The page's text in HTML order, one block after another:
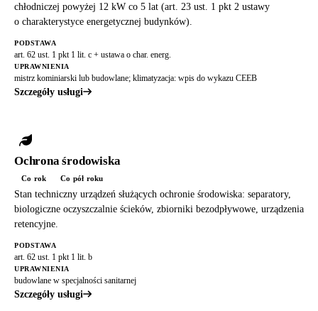
chłodniczej powyżej 12 kW co 5 lat (art. 23 ust. 1 pkt 2 ustawy
o charakterystyce energetycznej budynków).
PODSTAWA
art. 62 ust. 1 pkt 1 lit. c + ustawa o char. energ.
UPRAWNIENIA
mistrz kominiarski lub budowlane; klimatyzacja: wpis do wykazu CEEB
Szczegóły usługi
Ochrona środowiska
Co rok Co pół roku
Stan techniczny urządzeń służących ochronie środowiska: separatory,
biologiczne oczyszczalnie ścieków, zbiorniki bezodpływowe, urządzenia
retencyjne.
PODSTAWA
art. 62 ust. 1 pkt 1 lit. b
UPRAWNIENIA
budowlane w specjalności sanitarnej
Szczegóły usługi